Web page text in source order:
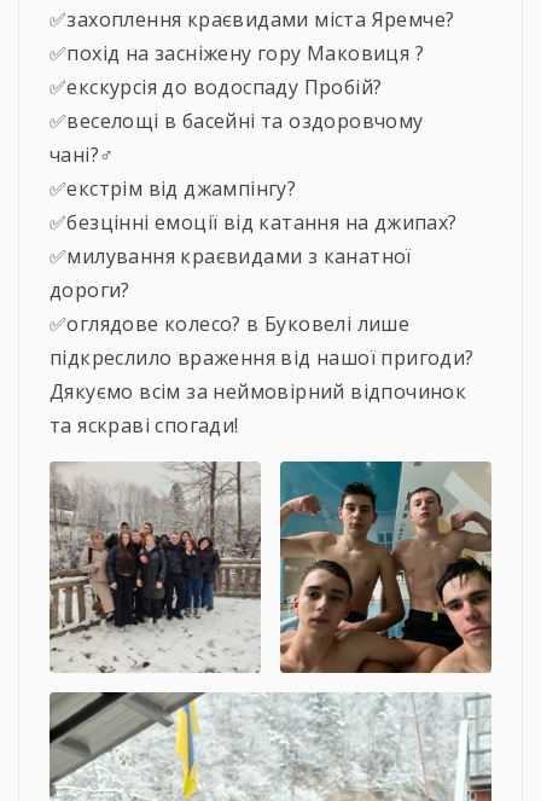
✅захоплення краєвидами міста Яремче?
✅похід на засніжену гору Маковиця ?
✅екскурсія до водоспаду Пробій?
✅веселощі в басейні та оздоровчому
чані?‍♂️
✅екстрім від джампінгу?
✅безцінні емоції від катання на джипах?
✅милування краєвидами з канатної
дороги?
✅оглядове колесо? в Буковелі лише
підкреслило враження від нашої пригоди?
Дякуємо всім за неймовірний відпочинок
та яскраві спогади!